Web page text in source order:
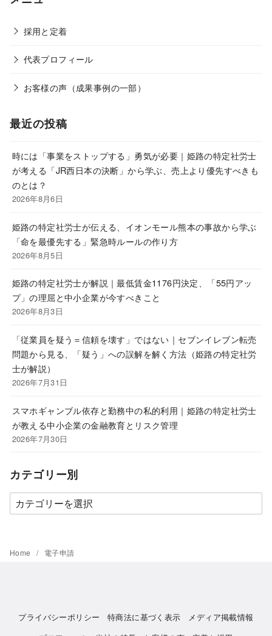
採用と定着
代表プロフィール
お客様の声（成果事例の一部）
最近の投稿
時には「事業をストップする」勇気が必要｜姫路の特定社労士
が考える「JR西日本の決断」から学ぶ、売上より優先すべきも
のとは？
2026年8月6日
姫路の特定社労士が伝える、イオンモール熊本の事故から学ぶ
「命を最優先する」緊急時ルールの作り方
2026年8月5日
姫路の特定社労士が解説｜最低賃金1176円決定、「55円アッ
プ」の理屈と中小企業が今すべきこと
2026年8月3日
「従業員を疑う＝信頼を壊す」ではない｜セブンイレブン転売
問題から見る、「疑う」への誤解を解く方法（姫路の特定社労
士が解説）
2026年7月31日
スマホギャンブル依存と勤務中の私的利用｜姫路の特定社労士
が教える中小企業の金融教育とリスク管理
2026年7月30日
カテゴリー別
カ
テ
リ
Home 電子申請
プライバシーポリシー 特商法に基づく表示
メディア掲載情報